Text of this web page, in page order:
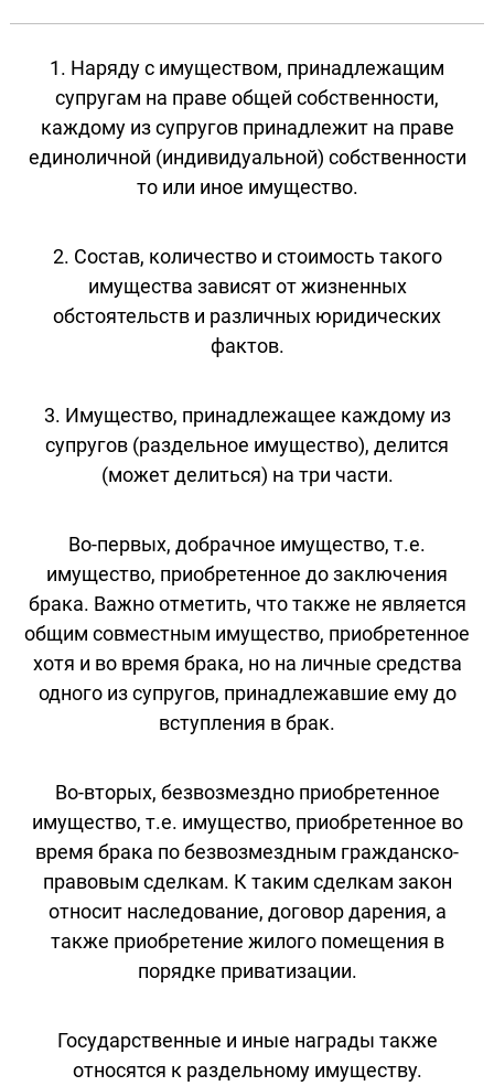
1. Наряду с имуществом, принадлежащим
супругам на праве общей собственности,
каждому из супругов принадлежит на праве
единоличной (индивидуальной) собственности
то или иное имущество.
2. Состав, количество и стоимость такого
имущества зависят от жизненных
обстоятельств и различных юридических
фактов.
3. Имущество, принадлежащее каждому из
супругов (раздельное имущество), делится
(может делиться) на три части.
Во-первых, добрачное имущество, т.е.
имущество, приобретенное до заключения
брака. Важно отметить, что также не является
общим совместным имущество, приобретенное
хотя и во время брака, но на личные средства
одного из супругов, принадлежавшие ему до
вступления в брак.
Во-вторых, безвозмездно приобретенное
имущество, т.е. имущество, приобретенное во
время брака по безвозмездным гражданско-
правовым сделкам. К таким сделкам закон
относит наследование, договор дарения, а
также приобретение жилого помещения в
порядке приватизации.
Государственные и иные награды также
относятся к раздельному имуществу.